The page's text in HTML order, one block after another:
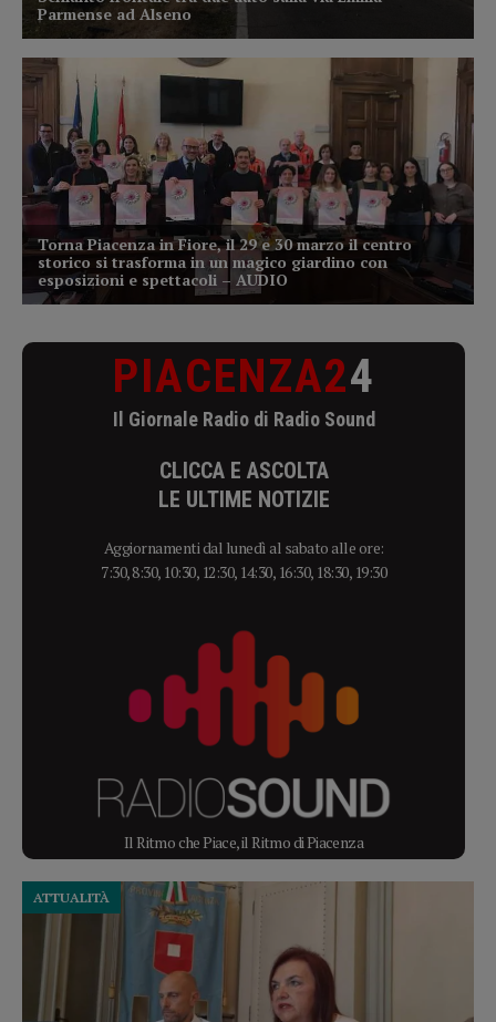
PIACENZA24
Il Giornale Radio di Radio Sound
CLICCA E ASCOLTA
LE ULTIME NOTIZIE
Aggiornamenti dal lunedì al sabato alle ore:
7:30, 8:30, 10:30, 12:30, 14:30, 16:30, 18:30, 19:30
Il Ritmo che Piace, il Ritmo di Piacenza
ATTUALITÀ